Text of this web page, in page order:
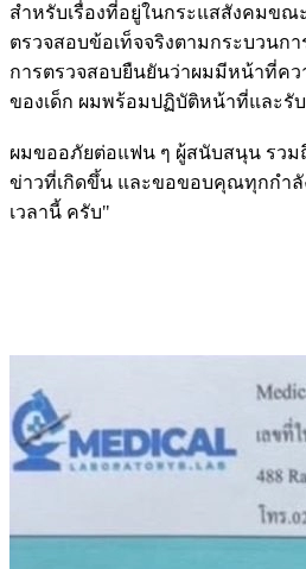
สำหรับเรื่องที่อยู่ในกระแสสังคมข
ตรวจสอบข้อเท็จจริงตามกระบวนก
การตรวจสอบยืนยันว่าผมมีหน้าที่ค
ของเด็ก ผมพร้อมปฏิบัติหน้าที่และรั
ผมขออภัยต่อแฟน ๆ ผู้สนับสนุน รวม
ข่าวที่เกิดขึ้น และขอขอบคุณทุกกำลั
เวลานี้ ครับ"